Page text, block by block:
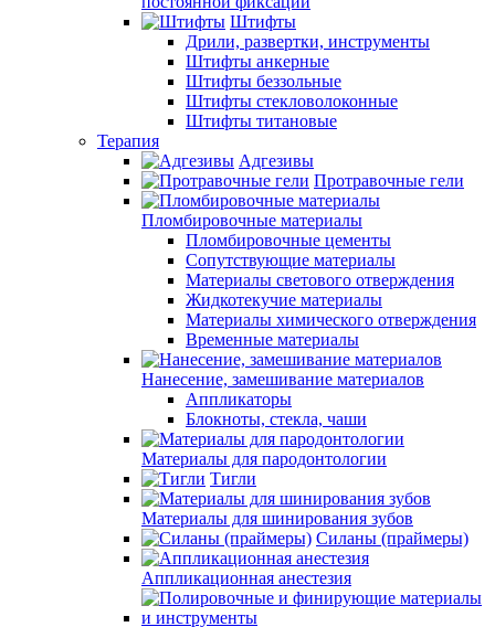
Штифты
Дрили, развертки, инструменты
Штифты анкерные
Штифты беззольные
Штифты стекловолоконные
Штифты титановые
Терапия
Адгезивы
Протравочные гели
Пломбировочные материалы
Пломбировочные цементы
Сопутствующие материалы
Материалы светового отверждения
Жидкотекучие материалы
Материалы химического отверждения
Временные материалы
Нанесение, замешивание материалов
Аппликаторы
Блокноты, стекла, чаши
Материалы для пародонтологии
Тигли
Материалы для шинирования зубов
Силаны (праймеры)
Аппликационная анестезия